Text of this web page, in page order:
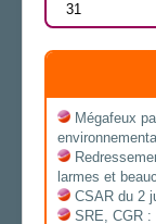
31
Mégafeux
larmes et
CSAR du 2
SRE, CGR :